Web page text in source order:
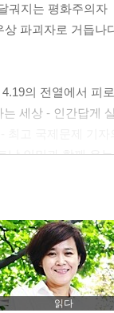
궈지는 평화주의자
상 파괴자로 거듭나
의 전열에서 피
세상 - 인간답게
남 인민과 함께 우
자 - 자본주의도
" - '사상의 은사'와
'유일신'과 '절대주
읽다